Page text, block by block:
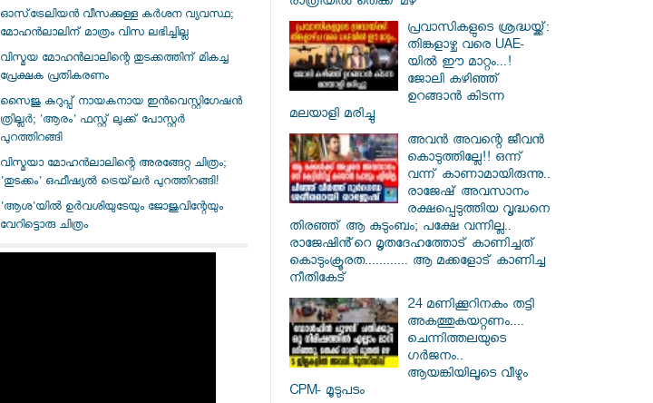
ഓസ്‌ട്രേലിയൻ വീസക്കുള്ള കർശന വ്യവസ്ഥ;
മോഹൻലാലിന് മാത്രം വിസ ലഭിച്ചില്ല
വിസ്മയ മോഹന്‍ലാലിന്റെ തുടക്കത്തിന് മികച്ച
പ്രേക്ഷക പ്രതികരണം
സൈജു കുറുപ്പ് നായകനായ ഇൻവെസ്റ്റിഗേഷൻ
ത്രില്ലർ; 'ആരം' ഫസ്റ്റ് ലുക്ക് പോസ്റ്റർ
പുറത്തിറങ്ങി
വിസ്മയാ മോഹൻലാലിന്റെ അരങ്ങേറ്റ ചിത്രം;
'തുടക്കം' ഒഫീഷ്യൽ ട്രെയ്‌ലർ പുറത്തിറങ്ങി!
'ആശ'യില്‍ ഉര്‍വശിയുടേയും ജോജുവിന്റേയും
വേറിട്ടൊരു ചിത്രം
പ്രവാസികളുടെ ശ്രദ്ധയ്ക്ക്:
തിങ്കളാഴ്ച വരെ UAE-
യിൽ ഈ മാറ്റം...!
ജോലി കഴിഞ്ഞ്
ഉറങ്ങാൻ കിടന്ന
മലയാളി മരിച്ചു
അവൻ അവന്റെ ജീവൻ
കൊടുത്തില്ലേ!! ഒന്ന്
വന്ന് കാണാമായിരുന്നു..
രാജേഷ് അവസാനം
രക്ഷപ്പെടുത്തിയ വൃദ്ധനെ
തിരഞ്ഞ് ആ കുടുംബം; പക്ഷേ വന്നില്ല..
രാജേഷിൻ്റെ മൃതദേഹത്തോട് കാണിച്ചത്
കൊടുംക്രൂരത............ ആ മക്കളോട് കാണിച്ച
നീതികേട്
24 മണിക്കൂറിനകം തട്ടി
അകത്തുകയറ്റണം....
ചെന്നിത്തലയുടെ
ഗർജനം..
ആയങ്കിയിലൂടെ വീഴും
CPM- മൂടുപടം